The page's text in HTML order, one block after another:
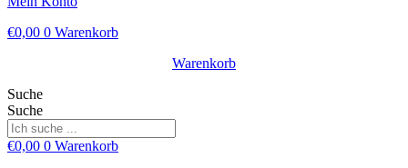
€0,00 0 Warenkorb
Warenkorb
Suche
Suche
€0,00 0 Warenkorb